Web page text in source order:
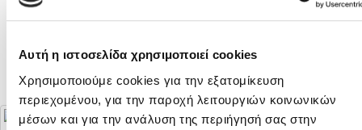
Αυτή η ιστοσελίδα χρησιμοποιεί cookies
Χρησιμοποιούμε cookies για την εξατομίκευση
περιεχομένου, για την παροχή λειτουργιών κοινωνικών
μέσων και για την ανάλυση της περιήγησή σας στην
Σταθερή η θέση της
ΚΟΠ για στήριξη της
αναβάθμισης του
Futsal